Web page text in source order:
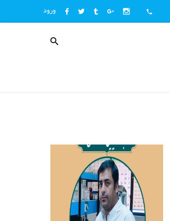
ورود
منوی
کاربری